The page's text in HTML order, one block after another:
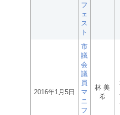
フ
ェ
ス
ト
2016年1月5日
市
議
会
議
員
マ
ニ
フ
林 美
希